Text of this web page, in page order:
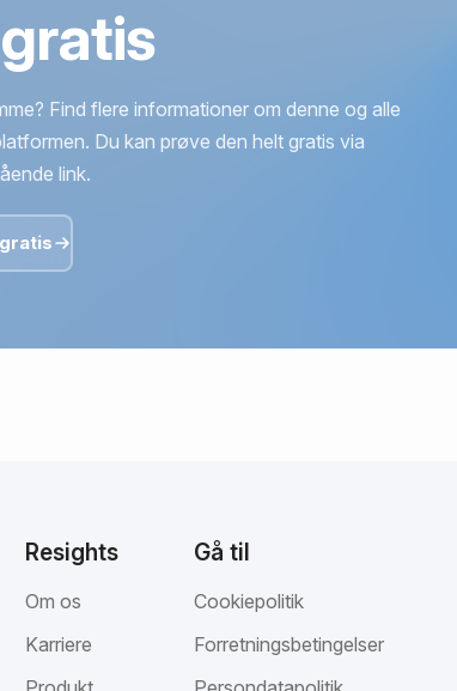
Find flere informationer om denne og alle
Du kan prøve den helt gratis via
link.
Resights
Om os
Karriere
Gå til
Cookiepolitik
Forretningsbetingelser